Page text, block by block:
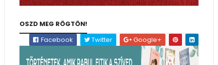
OSZD MEG RÖGTÖN!
Facebook
Twitter Google+